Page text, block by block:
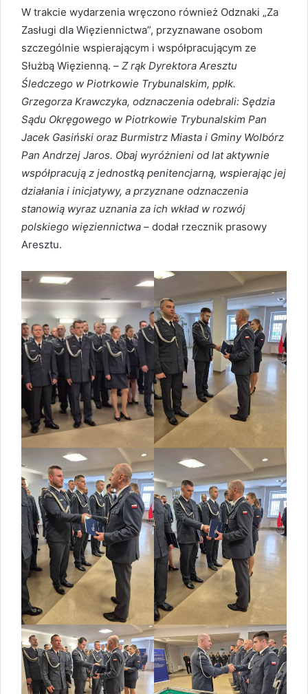
W trakcie wydarzenia wręczono również Odznaki „Za
Zasługi dla Więziennictwa”, przyznawane osobom
szczególnie wspierającym i współpracującym ze
Służbą Więzienną. – Z rąk Dyrektora Aresztu
Śledczego w Piotrkowie Trybunalskim, ppłk.
Grzegorza Krawczyka, odznaczenia odebrali: Sędzia
Sądu Okręgowego w Piotrkowie Trybunalskim Pan
Jacek Gasiński oraz Burmistrz Miasta i Gminy Wolbórz
Pan Andrzej Jaros. Obaj wyróżnieni od lat aktywnie
współpracują z jednostką penitencjarną, wspierając jej
działania i inicjatywy, a przyznane odznaczenia
stanowią wyraz uznania za ich wkład w rozwój
polskiego więziennictwa – dodał rzecznik prasowy
Aresztu.